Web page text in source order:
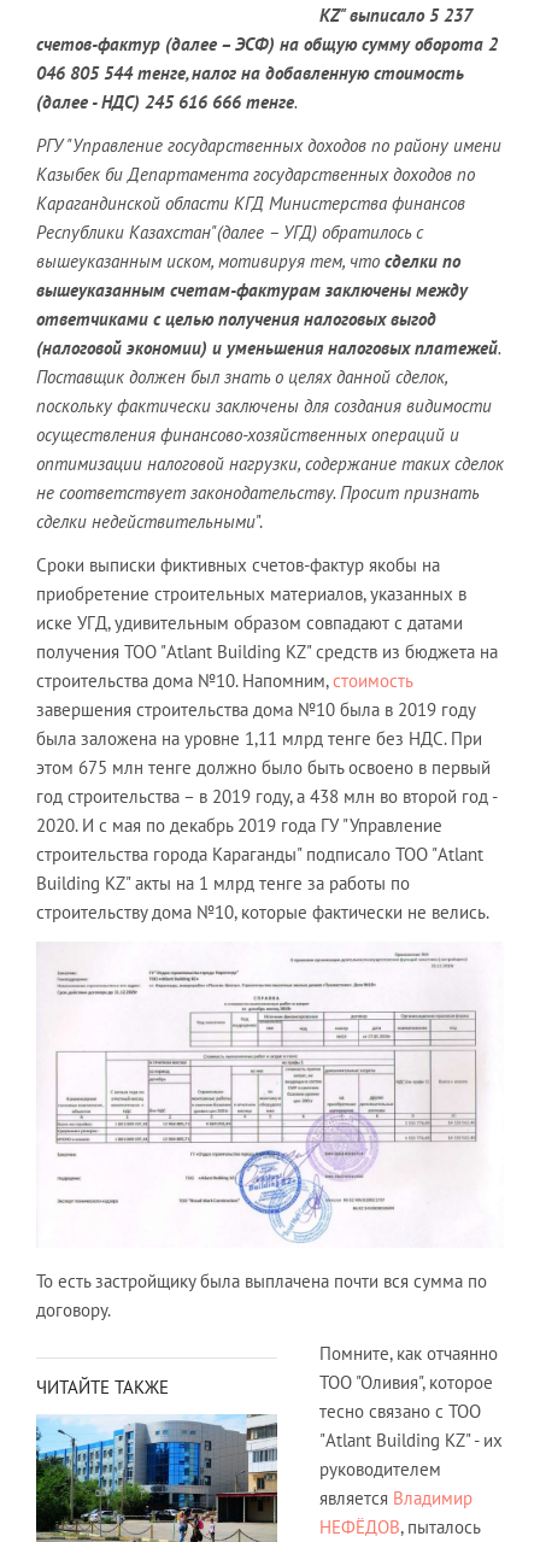
KZ" выписало 5 237
счетов-фактур (далее – ЭСФ) на общую сумму оборота 2
046 805 544 тенге, налог на добавленную стоимость
(далее - НДС) 245 616 666 тенге.
РГУ "Управление государственных доходов по району имени
Казыбек би Департамента государственных доходов по
Карагандинской области КГД Министерства финансов
Республики Казахстан"(далее – УГД) обратилось с
вышеуказанным иском, мотивируя тем, что сделки по
вышеуказанным счетам-фактурам заключены между
ответчиками с целью получения налоговых выгод
(налоговой экономии) и уменьшения налоговых платежей.
Поставщик должен был знать о целях данной сделок,
поскольку фактически заключены для создания видимости
осуществления финансово-хозяйственных операций и
оптимизации налоговой нагрузки, содержание таких сделок
не соответствует законодательству. Просит признать
сделки недействительными".
Сроки выписки фиктивных счетов-фактур якобы на
приобретение строительных материалов, указанных в
иске УГД, удивительным образом совпадают с датами
получения ТОО "Atlant Building KZ" средств из бюджета на
строительства дома №10. Напомним,стоимость
завершения строительства дома №10 была в 2019 году
была заложена на уровне 1,11 млрд тенге без НДС. При
этом 675 млн тенге должно было быть освоено в первый
год строительства – в 2019 году, а 438 млн во второй год -
2020. И с мая по декабрь 2019 года ГУ "Управление
строительства города Караганды" подписало ТОО "Atlant
Building KZ" акты на 1 млрд тенге за работы по
строительству дома №10, которые фактически не велись.
То есть застройщику была выплачена почти вся сумма по
договору.
ЧИТАЙТЕ ТАКЖЕ
Помните, как отчаянно
ТОО "Оливия", которое
тесно связано с ТОО
"Atlant Building KZ" - их
руководителем
является Владимир
НЕФЁДОВ, пыталось